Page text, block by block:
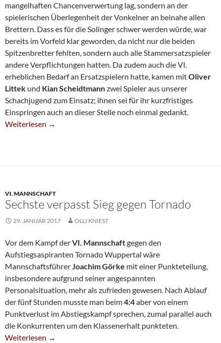
mangelhaften Chancenverwertung lag, sondern an der
spielerischen Überlegenheit der Vonkelner an beinahe allen
Brettern. Dass es für die Solinger schwer werden würde, war
bereits im Vorfeld klar geworden, da nicht nur die beiden
Spitzenbretter fehlten, sondern auch alle Stammersatzspieler
andere Verpflichtungen hatten. Da zudem auch die VI.
erheblichen Bedarf an Ersatzspielern hatte, kamen mitOliver
Littek und Kian Scheidtmannzwei Spieler aus unserer
Schachjugend zum Einsatz; ihnen sei für ihr kurzfristiges
Einspringen auch an dieser Stelle noch einmal gedankt.
Lehrstunde Für Die Fünfte
Weiterlesen →
VI. MANNSCHAFT
Sechste verpasst Sieg gegen Tornado
29. JANUAR 2017 OLLI KNIEST
Vor dem Kampf derVI. Mannschaftgegen den
Aufstiegsaspiranten Tornado Wuppertal wäre
MannschaftsführerJoachim Görke mit einer Punkteteilung,
insbesondere aufgrund seiner angespannten
Personalsituation, mehr als zufrieden gewesen. Nach Ablauf
der fünf Stunden musste man beim4:4aber von einem
Punktverlust im Abstiegskampf sprechen, zumal parallel auch
die Konkurrenten um den Klassenerhalt punkteten.
Sechste Verpasst Sieg Gegen Tornado
Weiterlesen →